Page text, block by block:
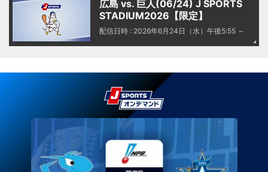
広島 vs. 巨人(06/24) J SPORTS
STADIUM2026【限定】
配信日時 : 2026年6月24日（水）午後5:55 ～